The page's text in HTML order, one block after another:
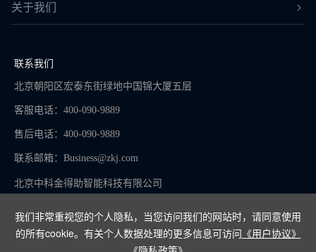
我们非常重视您的个人隐私，当您访问我们的网站时，请同意使用
的所有cookie。有关个人数据处理的更多信息可访问 《用户协议》
关于我们
联系我们
北京朝阳区宏泰东街绿地中国锦大厦五层
客服电话：400-090-9889
售后电话：400-090-9889
联系邮箱： Business@zkj.com
北京中科金得助智能科技有限公司
京ICP备16065273号-9